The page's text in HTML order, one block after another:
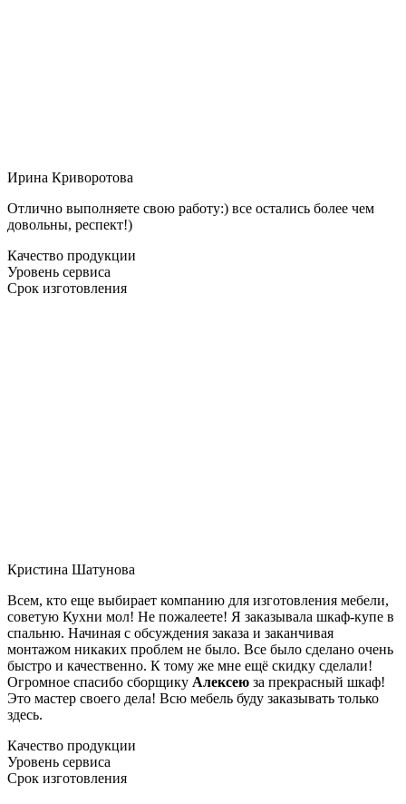
Ирина Криворотова
Отлично выполняете свою работу:) все остались более чем
довольны, респект!)
Качество продукции
Уровень сервиса
Срок изготовления
Кристина Шатунова
Всем, кто еще выбирает компанию для изготовления мебели,
советую Кухни мол! Не пожалеете! Я заказывала шкаф-купе в
спальню. Начиная с обсуждения заказа и заканчивая
монтажом никаких проблем не было. Все было сделано очень
быстро и качественно. К тому же мне ещё скидку сделали!
Огромное спасибо сборщику Алексею за прекрасный шкаф!
Это мастер своего дела! Всю мебель буду заказывать только
здесь.
Качество продукции
Уровень сервиса
Срок изготовления